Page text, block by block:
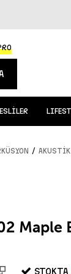
/ AKUSTİK
STOKTA